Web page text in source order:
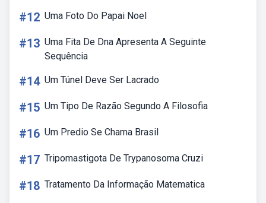
#12 Uma Foto Do Papai Noel
#13 Uma Fita De Dna Apresenta A Seguinte
Sequência
#14 Um Túnel Deve Ser Lacrado
#15 Um Tipo De Razão Segundo A Filosofia
#16 Um Predio Se Chama Brasil
#17 Tripomastigota De Trypanosoma Cruzi
#18 Tratamento Da Informação Matematica